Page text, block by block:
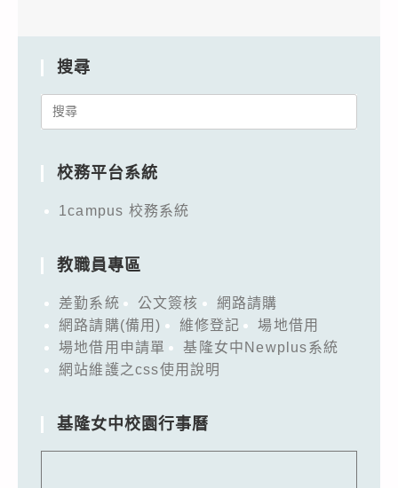
搜尋
Search
校務平台系統
1campus 校務系統
教職員專區
差勤系統 公文簽核
網路請購
網路請購(備用)
維修登記
場地借用
場地借用申請單
基隆女中Newplus系統
網站維護之css使用說明
基隆女中校園行事曆